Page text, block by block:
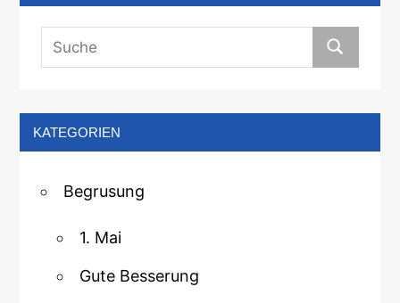
KATEGORIEN
Begrusung
1. Mai
Gute Besserung